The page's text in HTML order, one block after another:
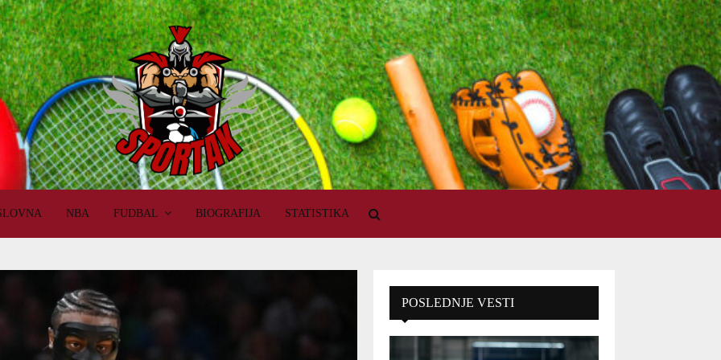
NBA FUDBAL BIOGRAFIJA STATISTIKA
POSLEDNJE VESTI